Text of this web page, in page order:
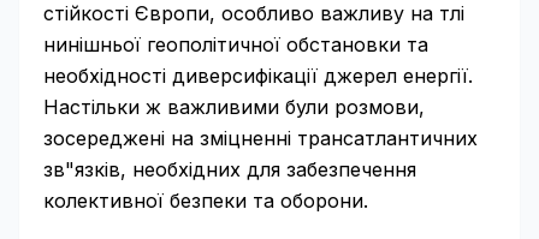
стійкості Європи, особливо важливу на тлі
нинішньої геополітичної обстановки та
необхідності диверсифікації джерел енергії.
Настільки ж важливими були розмови,
зосереджені на зміцненні трансатлантичних
зв"язків, необхідних для забезпечення
колективної безпеки та оборони.